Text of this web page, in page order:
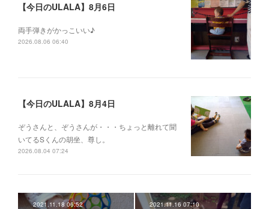
【今日のULALA】8月6日
両手弾きがかっこいい♪
2026.08.06 06:40
【今日のULALA】8月4日
ぞうさんと、ぞうさんが・・・ちょっと離れて聞
いてるSくんの胡坐、尊し。
2026.08.04 07:24
2021.11.18 06:52 2021.11.16 07:10